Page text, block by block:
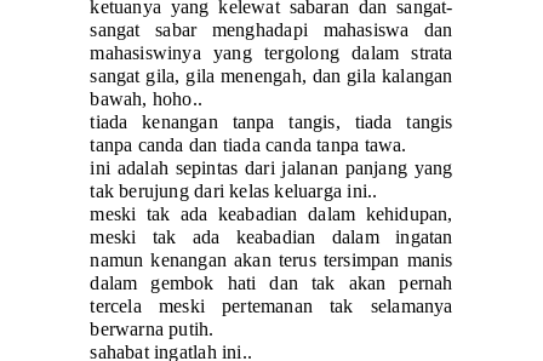
ketuanya yang kelewat sabaran dan sangat-
sangat sabar menghadapi mahasiswa dan
mahasiswinya yang tergolong dalam strata
sangat gila, gila menengah, dan gila kalangan
bawah, hoho..
tiada kenangan tanpa tangis, tiada tangis
tanpa canda dan tiada canda tanpa tawa.
ini adalah sepintas dari jalanan panjang yang
tak berujung dari kelas keluarga ini..
meski tak ada keabadian dalam kehidupan,
meski tak ada keabadian dalam ingatan
namun kenangan akan terus tersimpan manis
dalam gembok hati dan tak akan pernah
tercela meski pertemanan tak selamanya
berwarna putih.
sahabat ingatlah ini..